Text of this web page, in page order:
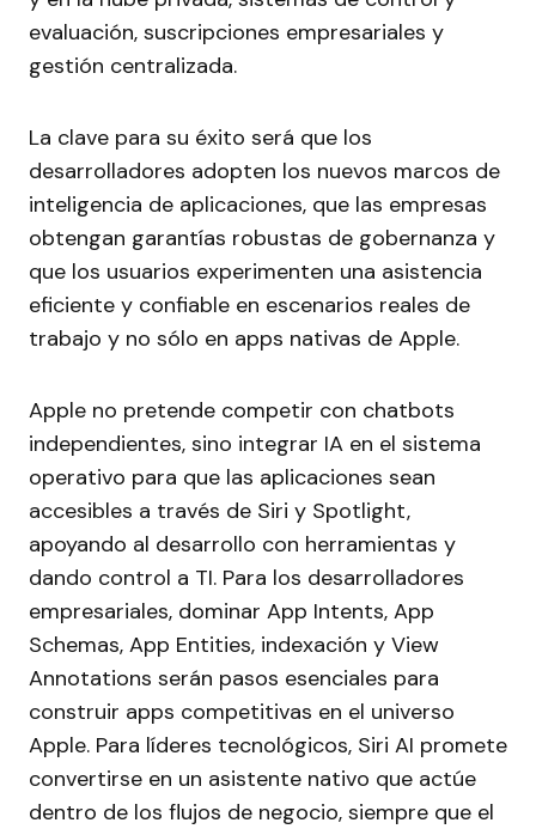
evaluación, suscripciones empresariales y
gestión centralizada.
La clave para su éxito será que los
desarrolladores adopten los nuevos marcos de
inteligencia de aplicaciones, que las empresas
obtengan garantías robustas de gobernanza y
que los usuarios experimenten una asistencia
eficiente y confiable en escenarios reales de
trabajo y no sólo en apps nativas de Apple.
Apple no pretende competir con chatbots
independientes, sino integrar IA en el sistema
operativo para que las aplicaciones sean
accesibles a través de Siri y Spotlight,
apoyando al desarrollo con herramientas y
dando control a TI. Para los desarrolladores
empresariales, dominar App Intents, App
Schemas, App Entities, indexación y View
Annotations serán pasos esenciales para
construir apps competitivas en el universo
Apple. Para líderes tecnológicos, Siri AI promete
convertirse en un asistente nativo que actúe
dentro de los flujos de negocio, siempre que el